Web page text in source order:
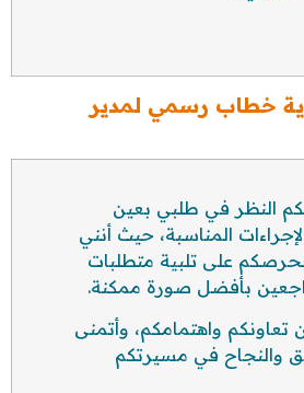
خطاب رسمي لمدير
النظر في طلبي بعين
الإجراءات المناسبة، حيث أنني
على تلبية متطلبات
بأفضل صورة ممكنة.
واهتمامكم، وأتمنى
والنجاح في مسيرتكم